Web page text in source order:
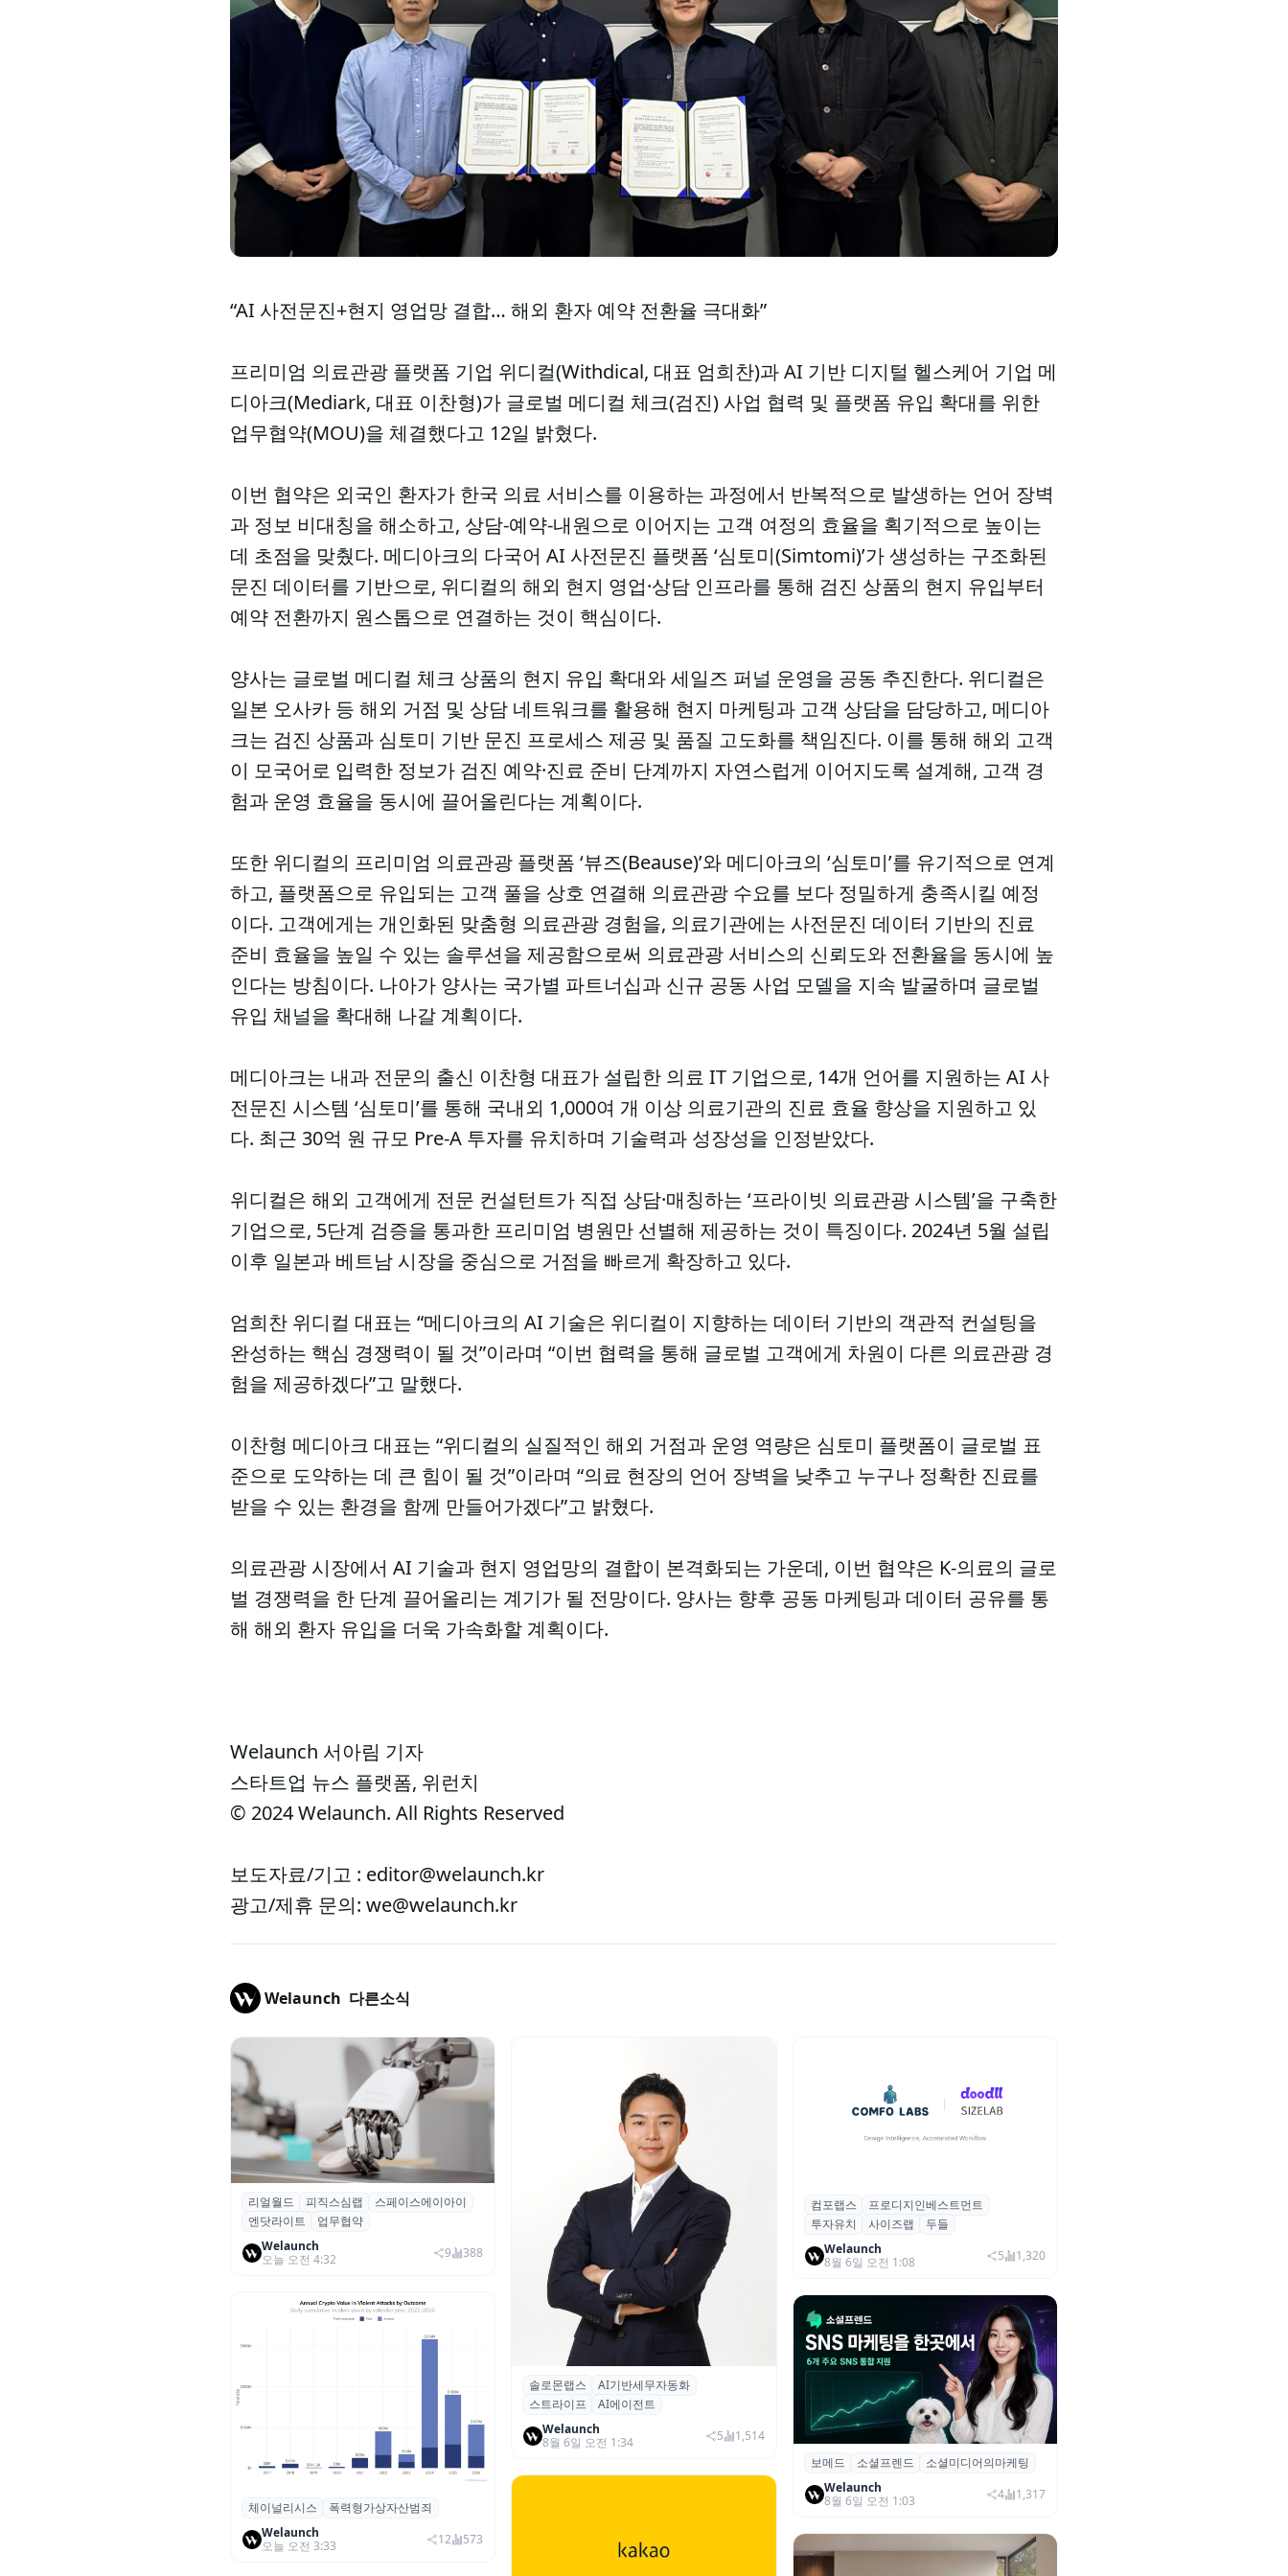
“AI 사전문진+현지 영업망 결합… 해외 환자 예약 전환율 극대화”
프리미엄 의료관광 플랫폼 기업 위디컬(Withdical, 대표 엄희찬)과 AI 기반 디지털 헬스케어 기업 메
디아크(Mediark, 대표 이찬형)가 글로벌 메디컬 체크(검진) 사업 협력 및 플랫폼 유입 확대를 위한
업무협약(MOU)을 체결했다고 12일 밝혔다.
이번 협약은 외국인 환자가 한국 의료 서비스를 이용하는 과정에서 반복적으로 발생하는 언어 장벽
과 정보 비대칭을 해소하고, 상담-예약-내원으로 이어지는 고객 여정의 효율을 획기적으로 높이는
데 초점을 맞췄다. 메디아크의 다국어 AI 사전문진 플랫폼 ‘심토미(Simtomi)’가 생성하는 구조화된
문진 데이터를 기반으로, 위디컬의 해외 현지 영업·상담 인프라를 통해 검진 상품의 현지 유입부터
예약 전환까지 원스톱으로 연결하는 것이 핵심이다.
양사는 글로벌 메디컬 체크 상품의 현지 유입 확대와 세일즈 퍼널 운영을 공동 추진한다. 위디컬은
일본 오사카 등 해외 거점 및 상담 네트워크를 활용해 현지 마케팅과 고객 상담을 담당하고, 메디아
크는 검진 상품과 심토미 기반 문진 프로세스 제공 및 품질 고도화를 책임진다. 이를 통해 해외 고객
이 모국어로 입력한 정보가 검진 예약·진료 준비 단계까지 자연스럽게 이어지도록 설계해, 고객 경
험과 운영 효율을 동시에 끌어올린다는 계획이다.
또한 위디컬의 프리미엄 의료관광 플랫폼 ‘뷰즈(Beause)’와 메디아크의 ‘심토미’를 유기적으로 연계
하고, 플랫폼으로 유입되는 고객 풀을 상호 연결해 의료관광 수요를 보다 정밀하게 충족시킬 예정
이다. 고객에게는 개인화된 맞춤형 의료관광 경험을, 의료기관에는 사전문진 데이터 기반의 진료
준비 효율을 높일 수 있는 솔루션을 제공함으로써 의료관광 서비스의 신뢰도와 전환율을 동시에 높
인다는 방침이다. 나아가 양사는 국가별 파트너십과 신규 공동 사업 모델을 지속 발굴하며 글로벌
유입 채널을 확대해 나갈 계획이다.
메디아크는 내과 전문의 출신 이찬형 대표가 설립한 의료 IT 기업으로, 14개 언어를 지원하는 AI 사
전문진 시스템 ‘심토미’를 통해 국내외 1,000여 개 이상 의료기관의 진료 효율 향상을 지원하고 있
다. 최근 30억 원 규모 Pre-A 투자를 유치하며 기술력과 성장성을 인정받았다.
위디컬은 해외 고객에게 전문 컨설턴트가 직접 상담·매칭하는 ‘프라이빗 의료관광 시스템’을 구축한
기업으로, 5단계 검증을 통과한 프리미엄 병원만 선별해 제공하는 것이 특징이다. 2024년 5월 설립
이후 일본과 베트남 시장을 중심으로 거점을 빠르게 확장하고 있다.
엄희찬 위디컬 대표는 “메디아크의 AI 기술은 위디컬이 지향하는 데이터 기반의 객관적 컨설팅을
완성하는 핵심 경쟁력이 될 것”이라며 “이번 협력을 통해 글로벌 고객에게 차원이 다른 의료관광 경
험을 제공하겠다”고 말했다.
이찬형 메디아크 대표는 “위디컬의 실질적인 해외 거점과 운영 역량은 심토미 플랫폼이 글로벌 표
준으로 도약하는 데 큰 힘이 될 것”이라며 “의료 현장의 언어 장벽을 낮추고 누구나 정확한 진료를
받을 수 있는 환경을 함께 만들어가겠다”고 밝혔다.
의료관광 시장에서 AI 기술과 현지 영업망의 결합이 본격화되는 가운데, 이번 협약은 K-의료의 글로
벌 경쟁력을 한 단계 끌어올리는 계기가 될 전망이다. 양사는 향후 공동 마케팅과 데이터 공유를 통
해 해외 환자 유입을 더욱 가속화할 계획이다.
Welaunch 서아림 기자
스타트업 뉴스 플랫폼, 위런치
© 2024 Welaunch. All Rights Reserved
보도자료/기고 : editor@welaunch.kr
광고/제휴 문의: we@welaunch.kr
Welaunch 다른소식
리얼월드, 로봇테크 스타트업 3곳과 손
잡고 휴머노이드 표준 만든다
리얼월드 피직스심랩
스페이스에이아이
엔닷라이트
업무협약
Welaunch
오늘 오전 4:32
9 388
체이널리시스 “가상자산 보유자 대상 폭
력 범죄 증가…상반기 탈취액 3000만 달
러 돌파
체이널리시스
폭력형가상자산범죄
Welaunch
오늘 오전 3:33
12 573
솔로몬랩스, 스트라이프 출신 이창헌 영
입…절세 전략 AI 에이전트 개발 본격화
솔로몬랩스
AI기반세무자동화
스트라이프
AI에이전트
Welaunch
8월 6일 오전 1:34
5 1,514
컴포랩스, 프로디지인베스트먼트로부터
시드 투자 유치
컴포랩스
프로디지인베스트먼트
투자유치
사이즈랩
두들
Welaunch
8월 6일 오전 1:08
5 1,320
보메드 ‘소셜프렌드’, 유튜브·인스타 등 6
개 SNS 마케팅 통합 지원
보메드 소셜프렌드
소셜미디어의마케팅
Welaunch
8월 6일 오전 1:03
4 1,317